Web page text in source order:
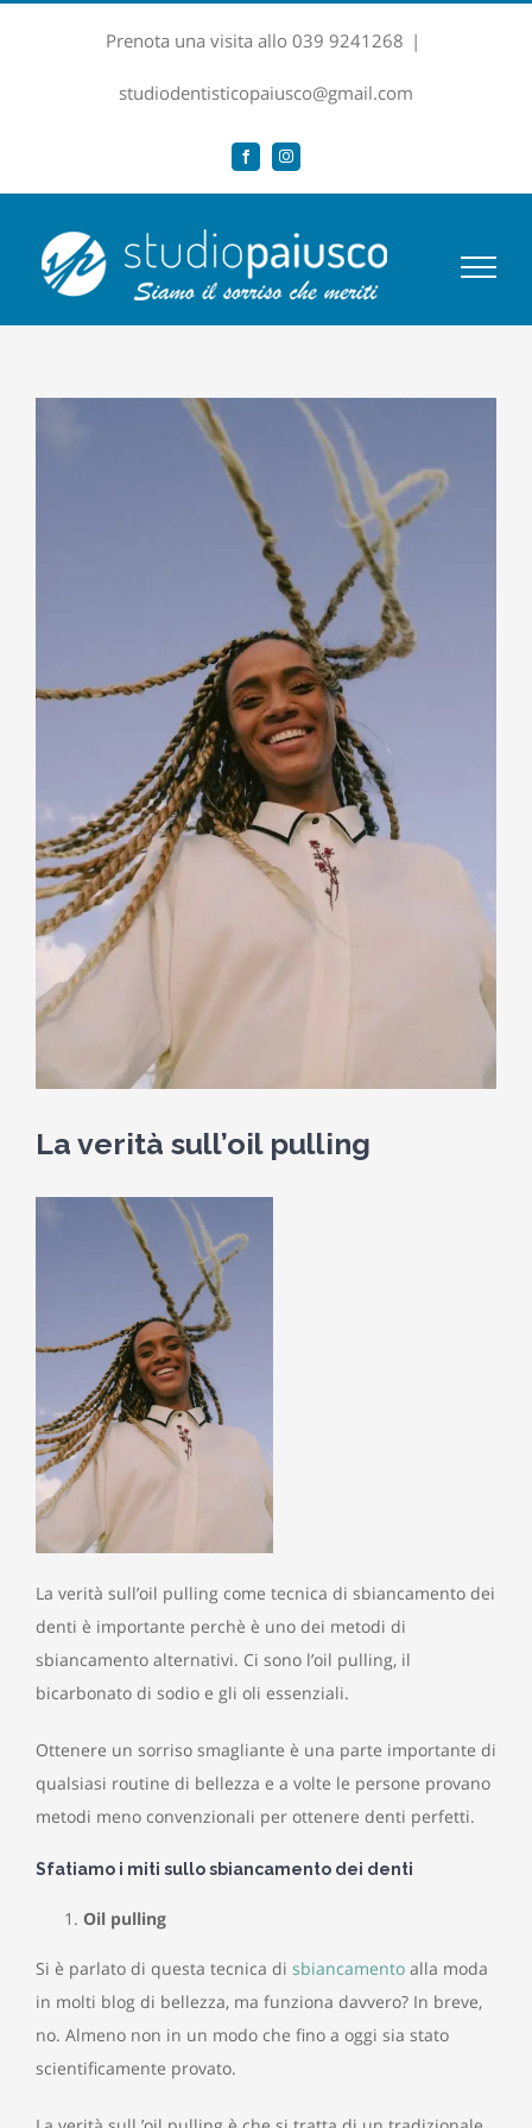
Prenota una visita allo 039 9241268 |
studiodentisticopaiusco@gmail.com
FacebookInstagram
La verità sull’oil pulling
La verità sull’oil pulling come tecnica di sbiancamento dei
denti è importante perchè è uno dei metodi di
sbiancamento alternativi. Ci sono l’oil pulling, il
bicarbonato di sodio e gli oli essenziali.
Ottenere un sorriso smagliante è una parte importante di
qualsiasi routine di bellezza e a volte le persone provano
metodi meno convenzionali per ottenere denti perfetti.
Sfatiamo i miti sullo sbiancamento dei denti
Oil pulling
Si è parlato di questa tecnica di sbiancamento alla moda
in molti blog di bellezza, ma funziona davvero? In breve,
no. Almeno non in un modo che fino a oggi sia stato
scientificamente provato.